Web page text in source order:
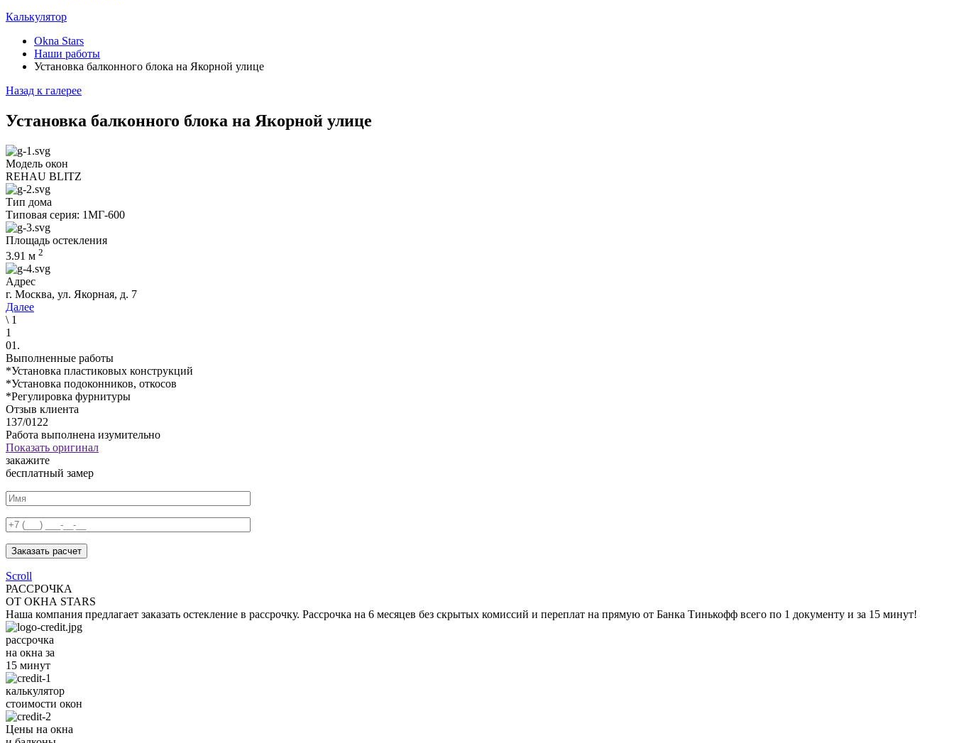
Калькулятор
Okna Stars
Наши работы
Установка балконного блока на Якорной улице
Назад к галерее
Установка балконного блока на Якорной улице
Модель окон
REHAU BLITZ
Тип дома
Типовая серия: 1МГ-600
Площадь остекления
3.91 м 2
Адрес
г. Москва, ул. Якорная, д. 7
Далее
\ 1
1
01.
Выполненные работы
*Установка пластиковых конструкций
*Установка подоконников, откосов
*Регулировка фурнитуры
Отзыв клиента
137/0122
Работа выполнена изумительно
Показать оригинал
закажите
бесплатный замер
Заказать расчет
Scroll
РАССРОЧКА
ОТ ОКНА STARS
Наша компания предлагает заказать остекление в рассрочку. Рассрочка на 6 месяцев без скрытых комиссий и переплат на прямую от Банка Тинькофф всего по 1 документу и за 15 минут!
рассрочка
на окна за
15 минут
калькулятор
стоимости окон
Цены на окна